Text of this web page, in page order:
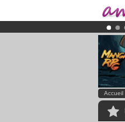
Accueil